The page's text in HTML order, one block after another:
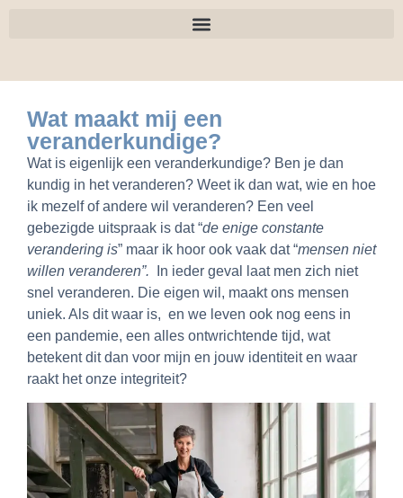
Wat maakt mij een
veranderkundige?
Wat is eigenlijk een veranderkundige? Ben je dan
kundig in het veranderen? Weet ik dan wat, wie en hoe
ik mezelf of andere wil veranderen? Een veel
gebezigde uitspraak is dat “de enige constante
verandering is” maar ik hoor ook vaak dat “mensen niet
willen veranderen”.
In ieder geval laat men zich niet
snel veranderen. Die eigen wil, maakt ons mensen
uniek. Als dit waar is, en we leven ook nog eens in
een pandemie, een alles ontwrichtende tijd, wat
betekent dit dan voor mijn en jouw identiteit en waar
raakt het onze integriteit?